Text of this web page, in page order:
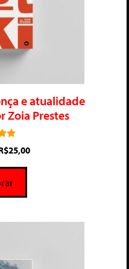
e atualidade
Zoia Prestes
25,00